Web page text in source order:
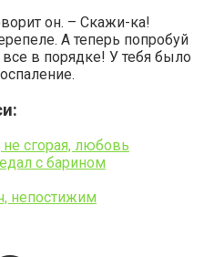
он. – Скажи-ка!
А теперь попробуй
в порядке! У тебя было
сгорая, любовь
с барином
непостижим